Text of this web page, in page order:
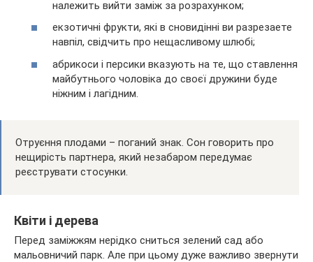
належить вийти заміж за розрахунком;
екзотичні фрукти, які в сновидінні ви разрезаете
навпіл, свідчить про нещасливому шлюбі;
абрикоси і персики вказують на те, що ставлення
майбутнього чоловіка до своєї дружини буде
ніжним і лагідним.
Отруєння плодами – поганий знак. Сон говорить про
нещирість партнера, який незабаром передумає
реєструвати стосунки.
Квіти і дерева
Перед заміжжям нерідко сниться зелений сад або
мальовничий парк. Але при цьому дуже важливо звернути